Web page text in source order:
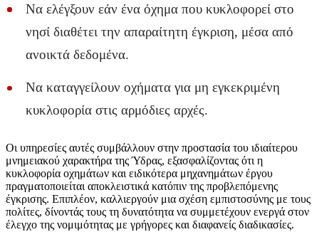
Να ελέγξουν εάν ένα όχημα που κυκλοφορεί στο
νησί διαθέτει την απαραίτητη έγκριση, μέσα από
ανοικτά δεδομένα.
Να καταγγείλουν οχήματα για μη εγκεκριμένη
κυκλοφορία στις αρμόδιες αρχές.
Οι υπηρεσίες αυτές συμβάλλουν στην προστασία του ιδιαίτερου
μνημειακού χαρακτήρα της Ύδρας, εξασφαλίζοντας ότι η
κυκλοφορία οχημάτων και ειδικότερα μηχανημάτων έργου
πραγματοποιείται αποκλειστικά κατόπιν της προβλεπόμενης
έγκρισης. Επιπλέον, καλλιεργούν μια σχέση εμπιστοσύνης με τους
πολίτες, δίνοντάς τους τη δυνατότητα να συμμετέχουν ενεργά στον
έλεγχο της νομιμότητας με γρήγορες και διαφανείς διαδικασίες.